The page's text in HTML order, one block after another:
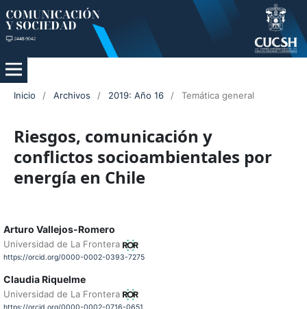
Inicio / Archivos / 2019: Año 16 / Temática general
Riesgos, comunicación y
conflictos socioambientales por
energía en Chile
Arturo Vallejos-Romero
Universidad de La Frontera
https://orcid.org/0000-0002-0393-7275
Claudia Riquelme
Universidad de La Frontera
https://orcid.org/0000-0002-0716-0651